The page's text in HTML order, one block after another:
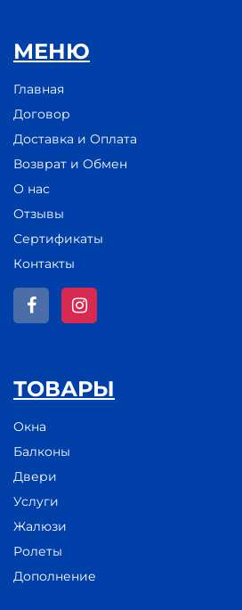
МЕНЮ
Главная
Договор
Доставка и Оплата
Возврат и Обмен
О нас
Отзывы
Сертификаты
Контакты
ТОВАРЫ
Окна
Балконы
Двери
Услуги
Жалюзи
Ролеты
Дополнение